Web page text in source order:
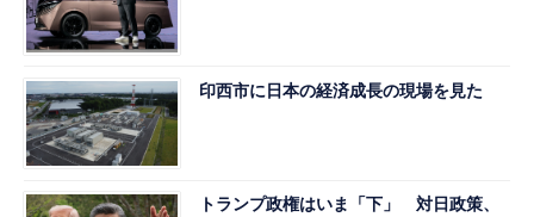
印西市に日本の経済成長の現場を見た
トランプ政権はいま「下」 対日政策、